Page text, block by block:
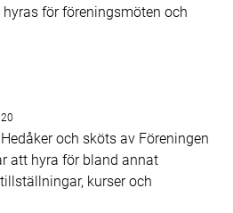
för föreningsmöten och
och sköts av Föreningen
att hyra för bland annat
kurser och